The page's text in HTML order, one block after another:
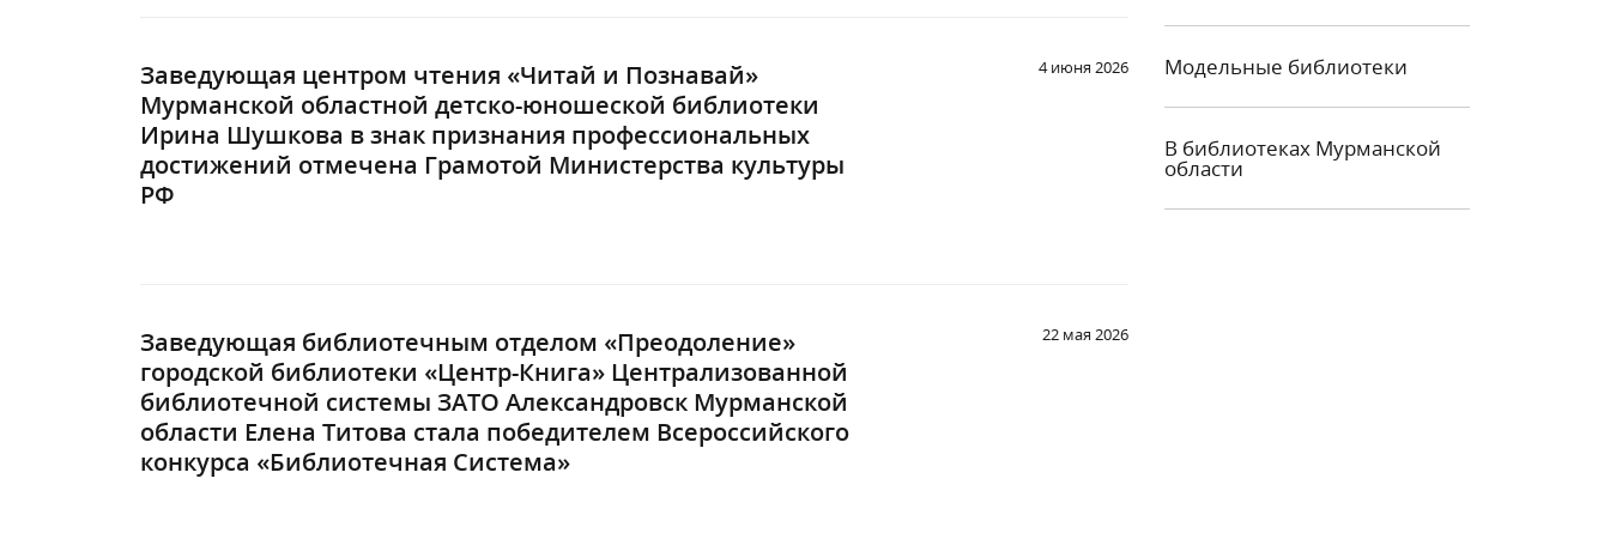
Заведующая центром чтения «Читай и Познавай»
Мурманской областной детско-юношеской библиотеки
Ирина Шушкова в знак признания профессиональных
достижений отмечена Грамотой Министерства культуры
РФ
4 июня 2026
Заведующая библиотечным отделом «Преодоление»
городской библиотеки «Центр-Книга» Централизованной
библиотечной системы ЗАТО Александровск Мурманской
области Елена Титова стала победителем Всероссийского
конкурса «Библиотечная Система»
22 мая 2026
Модельные библиотеки
В библиотеках Мурманской
области